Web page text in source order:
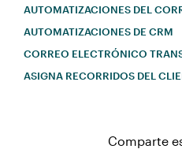
AUTOMATIZACIONES DEL
AUTOMATIZACIONES DE CRM
CORREO ELECTRÓNICO
ASIGNA RECORRIDOS DEL
Comparte